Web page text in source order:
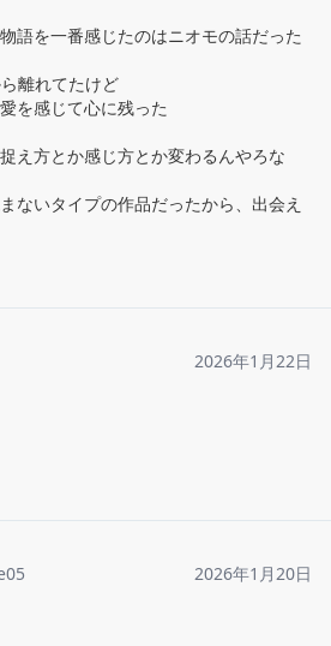
語を一番感じたのはニオモの話だった
離れてたけど
を感じて心に残った
え方とか感じ方とか変わるんやろな
ないタイプの作品だったから、出会え
2026年1月22日
2026年1月20日